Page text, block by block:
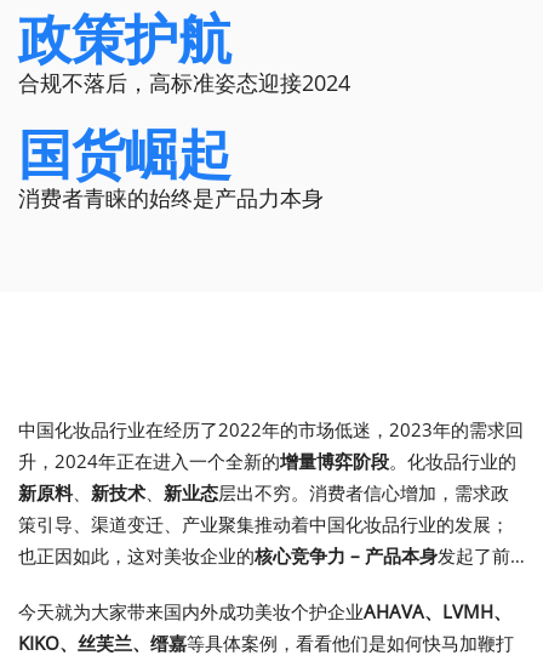
政策护航
合规不落后，高标准姿态迎接2024
国货崛起
消费者青睐的始终是产品力本身
中国化妆品行业在经历了2022年的市场低迷，2023年的需求回
升，2024年正在进入一个全新的增量博弈阶段。化妆品行业的
新原料、 新技术、 新业态层出不穷。消费者信心增加，需求政
策引导、渠道变迁、产业聚集推动着中国化妆品行业的发展；
也正因如此，这对美妆企业的核心竞争力 – 产品本身发起了前
今天就为大家带来国内外成功美妆个护企业AHAVA、 LVMH、
KIKO、丝芙兰、缙嘉等具体案例，看看他们是如何快马加鞭打